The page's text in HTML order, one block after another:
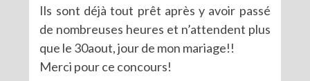
Ils sont déjà tout prêt après y avoir passé
de nombreuses heures et n’attendent plus
que le 30aout, jour de mon mariage!!
Merci pour ce concours!